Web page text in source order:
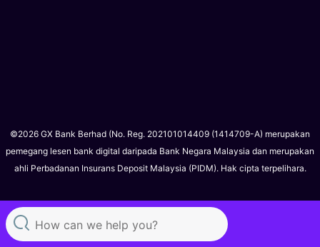
©2026 GX Bank Berhad (No. Reg. 202101014409 (1414709-A) merupakan
pemegang lesen bank digital daripada Bank Negara Malaysia dan merupakan
ahli Perbadanan Insurans Deposit Malaysia (PIDM). Hak cipta terpelihara.